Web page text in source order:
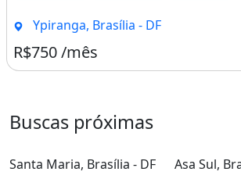
Ypiranga, Brasília - DF
R$750 /mês
Buscas próximas
Santa Maria, Brasília - DF
Asa Sul,